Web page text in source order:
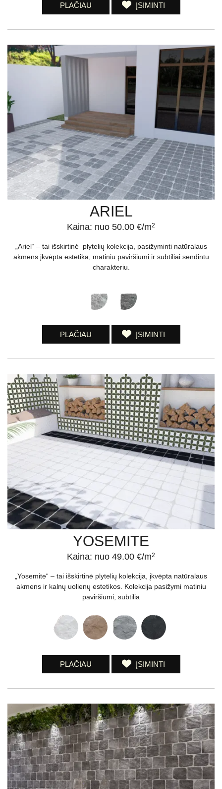
PLAČIAU ĮSIMINTI
ARIEL
Kaina: nuo 50.00 €/m2
„Ariel“ – tai išskirtinė plytelių kolekcija, pasižyminti natūralaus
akmens įkvėpta estetika, matiniu paviršiumi ir subtiliai sendintu
charakteriu.
PLAČIAU ĮSIMINTI
YOSEMITE
Kaina: nuo 49.00 €/m2
„Yosemite“ – tai išskirtinė plytelių kolekcija, įkvėpta natūralaus
akmens ir kalnų uolienų estetikos. Kolekcija pasižymi matiniu
paviršiumi, subtilia
PLAČIAU ĮSIMINTI